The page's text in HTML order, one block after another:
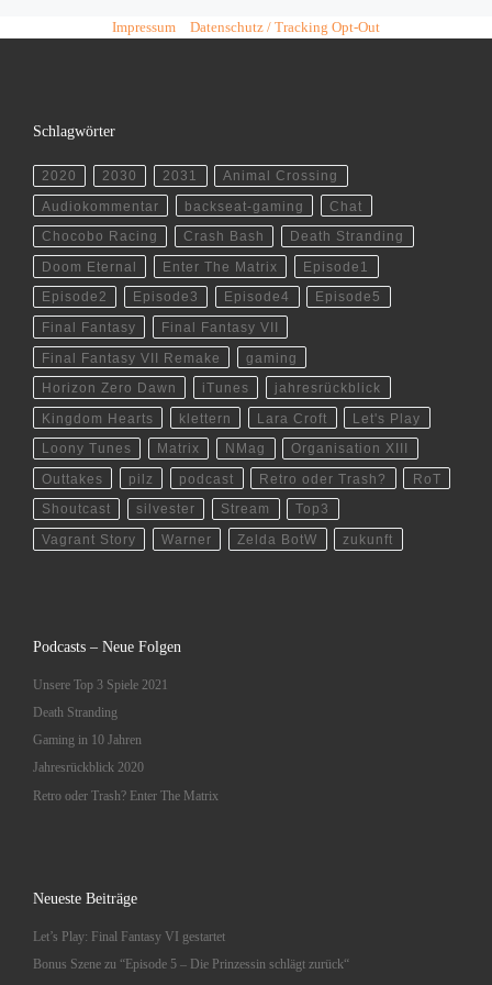
Impressum Datenschutz / Tracking Opt-Out
Schlagwörter
2020 2030 2031 Animal Crossing
Audiokommentar backseat-gaming Chat
Chocobo Racing Crash Bash Death Stranding
Doom Eternal Enter The Matrix Episode1
Episode2 Episode3 Episode4 Episode5
Final Fantasy Final Fantasy VII
Final Fantasy VII Remake gaming
Horizon Zero Dawn iTunes jahresrückblick
Kingdom Hearts klettern Lara Croft Let's Play
Loony Tunes Matrix NMag Organisation XIII
Outtakes pilz podcast Retro oder Trash? RoT
Shoutcast silvester Stream Top3
Vagrant Story Warner Zelda BotW zukunft
Podcasts – Neue Folgen
Unsere Top 3 Spiele 2021
Death Stranding
Gaming in 10 Jahren
Jahresrückblick 2020
Retro oder Trash? Enter The Matrix
Neueste Beiträge
Let’s Play: Final Fantasy VI gestartet
Bonus Szene zu “Episode 5 – Die Prinzessin schlägt zurück“